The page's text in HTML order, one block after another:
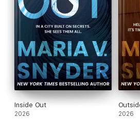
Inside Out
2026 2026